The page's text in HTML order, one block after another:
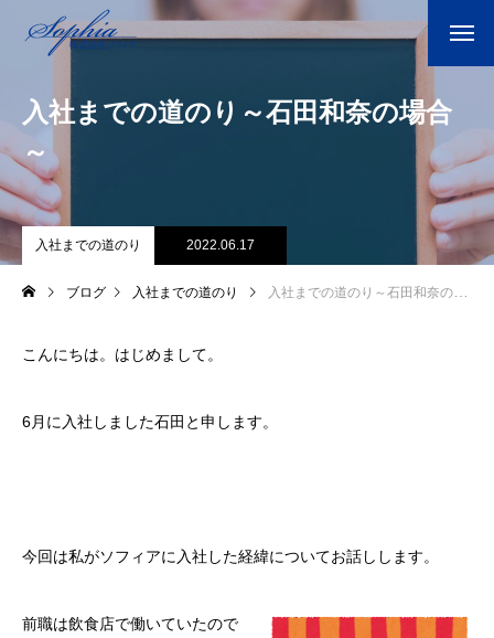
入社までの道のり～石田和奈の場合
～
入社までの道のり 2022.06.17
ブログ 入社までの道のり 入社までの道のり～石田和奈の場合～
こんにちは。はじめまして。
6月に入社しました石田と申します。
今回は私がソフィアに入社した経緯についてお話しします。
前職は飲食店で働いていたので